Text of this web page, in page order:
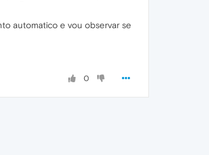
automatico e vou observar se
0